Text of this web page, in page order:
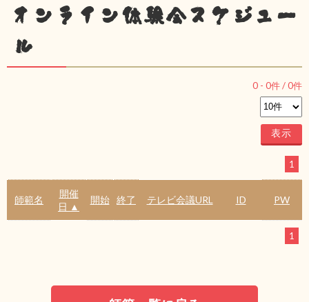
オンライン体験会スケジュー
ル
0 - 0件 /0件
1
師範名
開催
日 ▲
開始 終了 テレビ会議URL ID PW
1